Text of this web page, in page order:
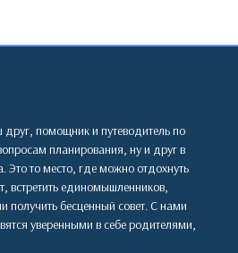
друг, помощник и путеводитель по
планирования, ну и друг в
Это то место, где можно отдохнуть
встретить единомышленников,
получить бесценный совет. С нами
уверенными в себе родителями,